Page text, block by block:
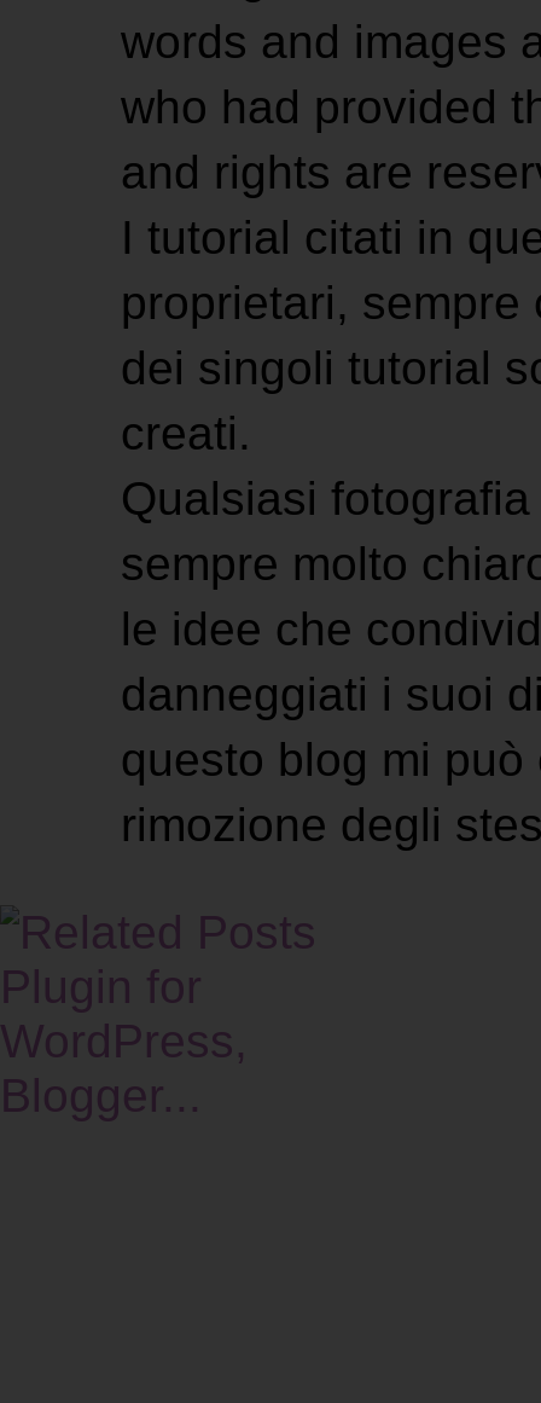
words and images
who had provided
and rights are
I tutorial citati in
proprietari,
dei singoli tutorial
creati.
Qualsiasi
sempre molto
le idee che
danneggiati i suoi
questo blog mi
rimozione degli